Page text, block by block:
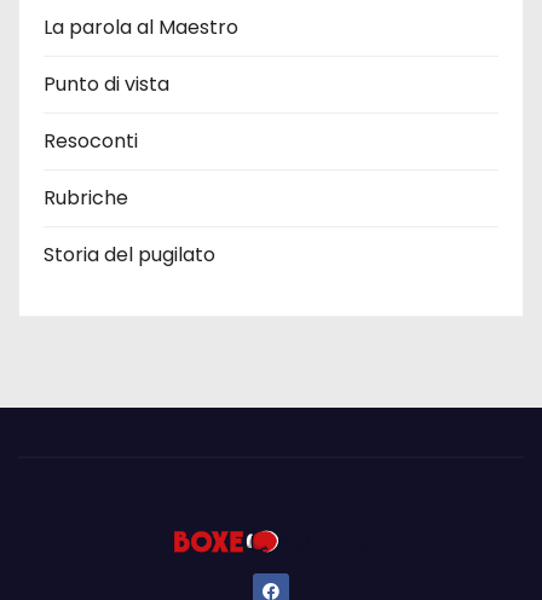
La parola al Maestro
Punto di vista
Resoconti
Rubriche
Storia del pugilato